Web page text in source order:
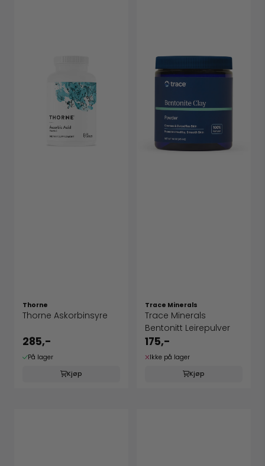
Thorne
Thorne Askorbinsyre
285,-
På lager
Kjøp
Trace Minerals
Trace Minerals
Bentonitt Leirepulver
175,-
Ikke på lager
Kjøp